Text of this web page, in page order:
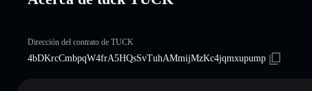
Dirección del contrato de TUCK
4bDKrcCmbpqW4frA5HQsSvTuhAMmijMzKc4jqmxupump